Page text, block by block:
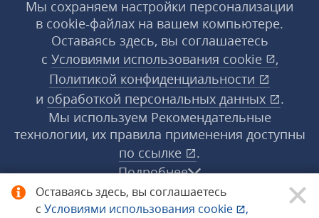
Оставаясь здесь, вы соглашаетесь
с Условиями использования cookie ,
Мы сохраняем настройки персонализации
в cookie‑файлах на вашем компьютере.
Оставаясь здесь, вы соглашаетесь
с Условиями использования cookie
,
Политикой конфиденциальности
и обработкой персональных данных
.
Мы используем Рекомендательные
технологии, их правила применения доступны
по ссылке
.
Подробнее